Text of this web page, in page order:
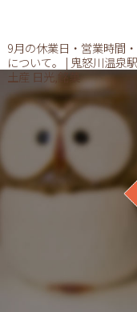
9月の休業日・営業時間
について。 | 鬼怒川温泉
土産 日光,銘菓